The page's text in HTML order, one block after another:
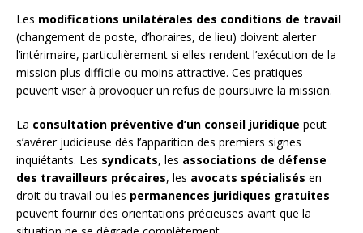
Les modifications unilatérales des conditions de travail
(changement de poste, d’horaires, de lieu) doivent alerter
l’intérimaire, particulièrement si elles rendent l’exécution de la
mission plus difficile ou moins attractive. Ces pratiques
peuvent viser à provoquer un refus de poursuivre la mission.
La consultation préventive d’un conseil juridique peut
s’avérer judicieuse dès l’apparition des premiers signes
inquiétants. Les syndicats, les associations de défense
des travailleurs précaires, les avocats spécialisés en
droit du travail ou les permanences juridiques gratuites
peuvent fournir des orientations précieuses avant que la